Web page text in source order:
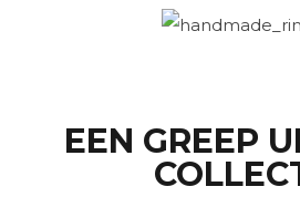
EEN GREEP